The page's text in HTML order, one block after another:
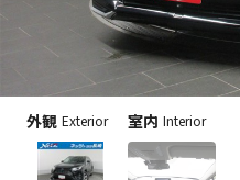
外観 Exterior 室内 Interior